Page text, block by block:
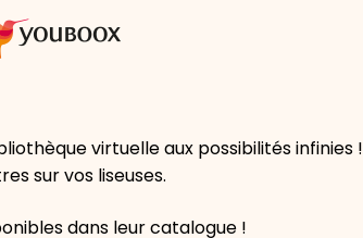
virtuelle aux possibilités infinies !
sur vos liseuses.
dans leur catalogue !